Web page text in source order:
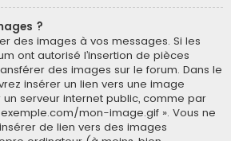
?
des images à vos messages. Si les
ont autorisé l’insertion de pièces
des images sur le forum. Dans le
insérer un lien vers une image
serveur internet public, comme par
mon-image.gif ». Vous ne
de lien vers des images